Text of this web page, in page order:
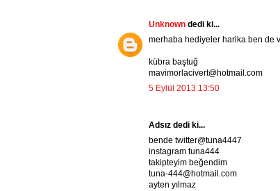
Unknown dedi ki...
merhaba hediyeler harika ben de
kübra baştuğ
mavimorlacivert@hotmail.com
5 Eylül 2013 13:50
Adsız dedi ki...
bende twitter@tuna4447
instagram tuna444
takipteyim beğendim
tuna-444@hotmail.com
ayten yılmaz